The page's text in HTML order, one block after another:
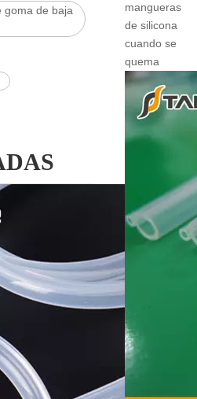
goma de baja
mangueras
de silicona
cuando se
quema